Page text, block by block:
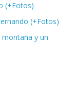
(+Fotos)
(+Fotos)
montaña y un